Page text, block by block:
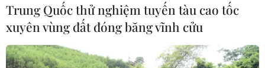
Trung Quốc thử nghiệm tuyến tàu cao tốc
xuyên vùng đất đóng băng vĩnh cửu